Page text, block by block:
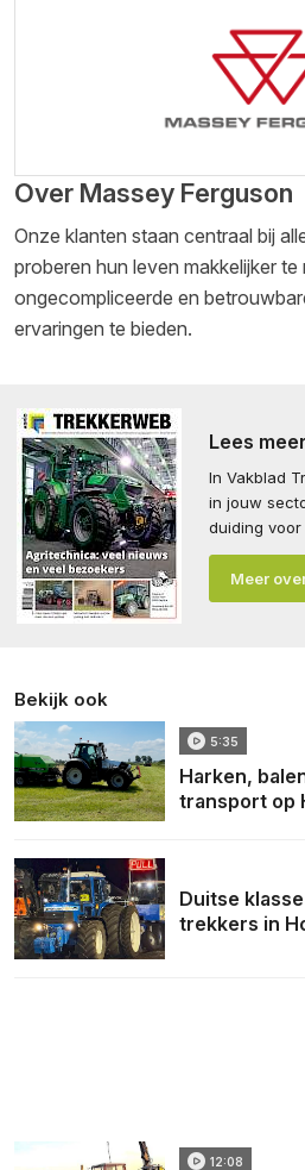
Over Massey Ferguson
Onze klanten staan centraal bij
proberen hun leven makkelijker
ongecompliceerde en
ervaringen te bieden.
Lees
In Vakblad
in jouw
duiding voor
Meer
Bekijk ook
5:35
Harken,
transport op
Duitse
trekkers in
12:08